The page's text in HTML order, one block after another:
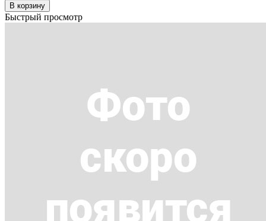
В корзину
Быстрый просмотр